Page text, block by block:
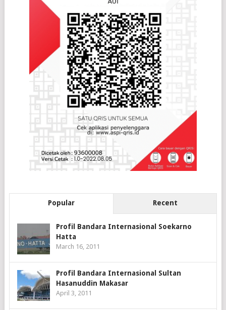
Popular Recent
Profil Bandara Internasional Soekarno
Hatta
March 16, 2011
Profil Bandara Internasional Sultan
Hasanuddin Makasar
April 3, 2011